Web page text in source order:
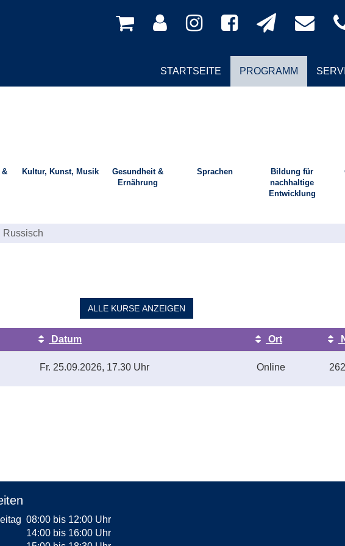
STARTSEITE PROGRAMM
&
Kultur, Kunst, Musik
Gesundheit &
Ernährung
Sprachen
Bildung für
nachhaltige
Entwicklung
Russisch
ALLE KURSE ANZEIGEN
Datum Ort
Fr. 25.09.2026, 17.30 Uhr Online
08:00 bis 12:00 Uhr
14:00 bis 16:00 Uhr